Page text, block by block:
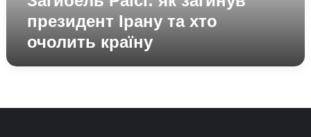
президент Ірану та хто
очолить країну